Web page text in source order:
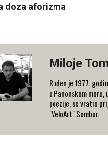
doza aforizma
Miloje
Rođen je 1977.
u Panonskom
poezije, se vratio
"VeloArt" Sombor.